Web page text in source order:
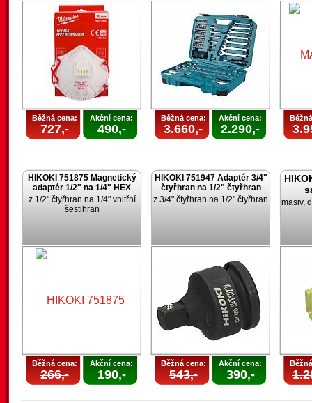
Běžná cena:
727,-
Akční cena:
490,-
Běžná cena:
3.660,-
Akční cena:
2.290,-
HIKOKI 751875 Magnetický
adaptér 1/2" na 1/4" HEX
z 1/2" čtyřhran na 1/4" vnitřní
šestihran
Běžná cena:
266,-
Akční cena:
190,-
HIKOKI 751947 Adaptér 3/4"
čtyřhran na 1/2" čtyřhran
z 3/4" čtyřhran na 1/2" čtyřhran
Běžná cena:
543,-
Akční cena:
390,-
masiv,